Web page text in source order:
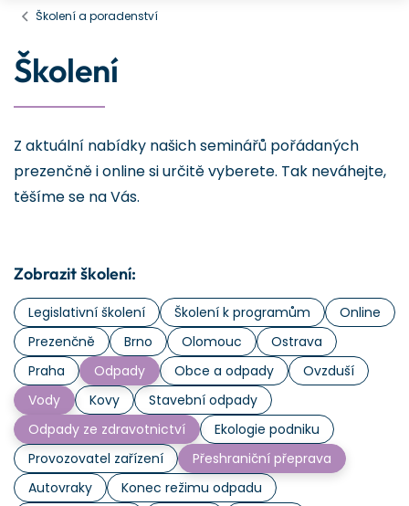
Školení a poradenství
Školení
Z aktuální nabídky našich seminářů pořádaných
prezenčně i online si určitě vyberete. Tak neváhejte,
těšíme se na Vás.
Zobrazit školení:
Legislativní školení Školení k programům
Online
Prezenčně
Brno Olomouc
Ostrava
Praha
Odpady Obce a odpady
Ovzduší
Vody
Kovy
Stavební odpady
Odpady ze zdravotnictví
Ekologie podniku
Provozovatel zařízení
Přeshraniční přeprava
Autovraky
Konec režimu odpadu